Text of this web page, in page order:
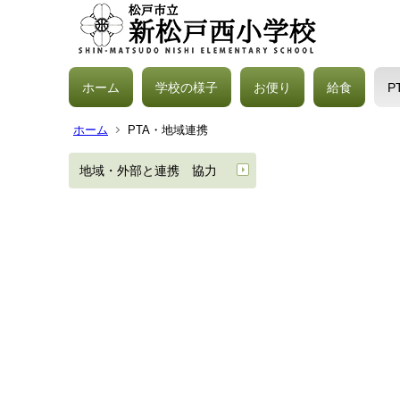
ホーム 学校の様子 お便り 給食
ホーム PTA・地域連携
地域・外部と連携 協力